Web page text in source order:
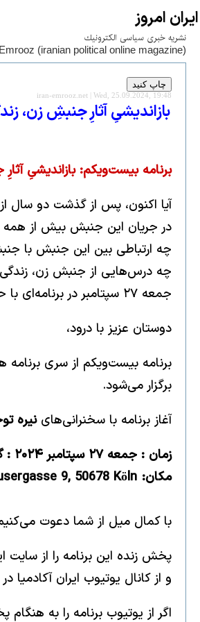
ايران امروز
نشريه خبری سياسی الكترونيك
(iranian political online magazine)
iran-emrooz.net | Wed, 25.09.2024, 19:48
باز‌اندیشیِ آثارِ جنبشِ زن،
برنامه بیست‌ویکم: باز‌اندیشیِ
آیا اکنون، پس از گذشت دو سال از
در جریان این جنبش بیش از همه
چه ارتباطی بین این جنبش با
چه درس‌هایی از جنبش زن،
جمعه ۲۷ سپتامبر در برنامه‌ای با حضور نیره توحیدی و منصوره شجاعی در باره این پرسش‌ها و پرسش‌های مرتبط دیگر گفت‌وگو خواهیم کرد.
دوستان عزیز با درود،
برنامه بیست‌ویکم از سری برنامه
برگزار می‌شود.
آغاز برنامه با سخنرانی‌هاینیره
زمان : جمعه ۲۷ سپتامبر ٢۰٢۴ : گشایش برنامه و گفت‌وگو ساعت١٦:٣٠ ، آغاز برنامه ساعت ١٧، پایان ساعت ٢۰
مکان: Melanchthon Akademie, Kartäusergasse 9, 50678 Köln
با کمال میل از شما دعوت
پخش زنده این برنامه را از سایت
و از کانال یوتیوب ایران آکادمیا
اگر از یوتیوب برنامه را به